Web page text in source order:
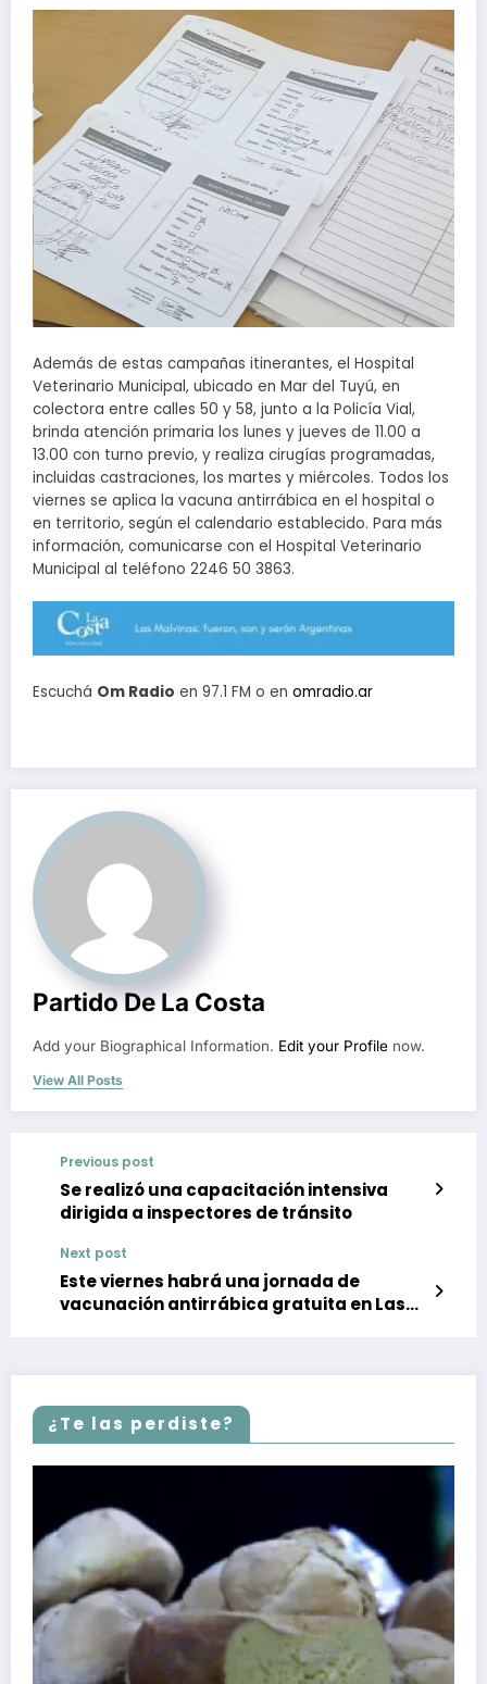
Además de estas campañas itinerantes, el Hospital
Veterinario Municipal, ubicado en Mar del Tuyú, en
colectora entre calles 50 y 58, junto a la Policía Vial,
brinda atención primaria los lunes y jueves de 11.00 a
13.00 con turno previo, y realiza cirugías programadas,
incluidas castraciones, los martes y miércoles. Todos los
viernes se aplica la vacuna antirrábica en el hospital o
en territorio, según el calendario establecido. Para más
información, comunicarse con el Hospital Veterinario
Municipal al teléfono 2246 50 3863.
Escuchá Om Radio en 97.1 FM o en omradio.ar
Partido De La Costa
Add your Biographical Information. Edit your Profile now.
View All Posts
Previous post
Se realizó una capacitación intensiva
dirigida a inspectores de tránsito
Next post
Este viernes habrá una jornada de
vacunación antirrábica gratuita en Las
¿Te las perdiste?